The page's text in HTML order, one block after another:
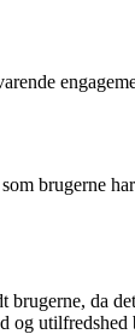
brugerne
da
og utilfredshed